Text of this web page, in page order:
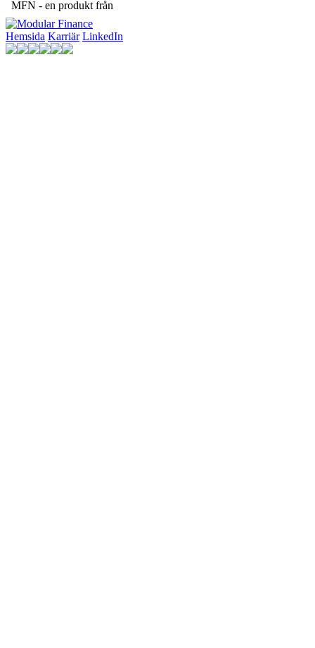
MFN - en produkt från
Hemsida Karriär LinkedIn